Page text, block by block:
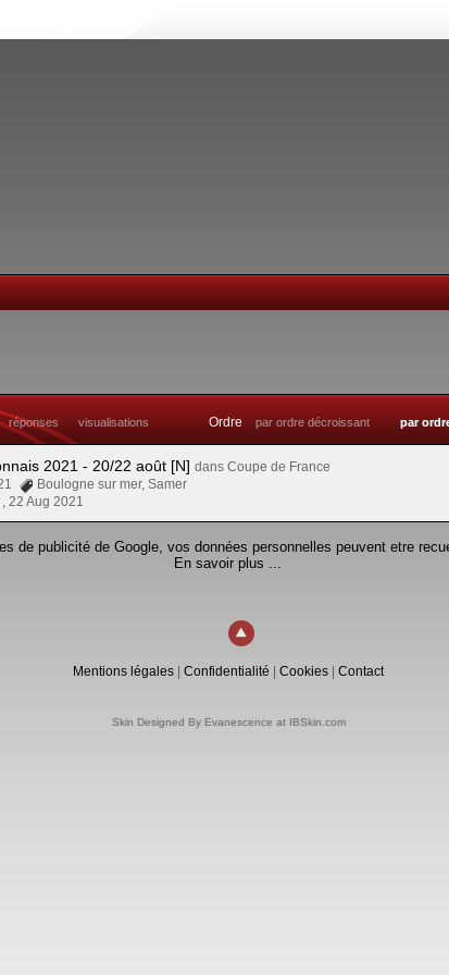
réponses visualisations Ordre par ordre décroissant par
2021 - 20/22 août [N] dans Coupe de France
Boulogne sur mer,Samer
,22 Aug 2021
de publicité de Google, vos données personnelles peuvent etre
En savoir plus ...
Mentions légales| Confidentialité Cookies| Contact
Skin Designed By Evanescence at IBSkin.com